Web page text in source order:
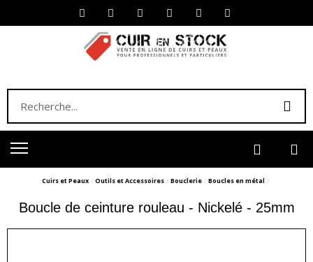
Cuirs et Peaux Outils et Accessoires Bouclerie Boucles en métal
Boucle de ceinture rouleau - Nickelé - 25mm